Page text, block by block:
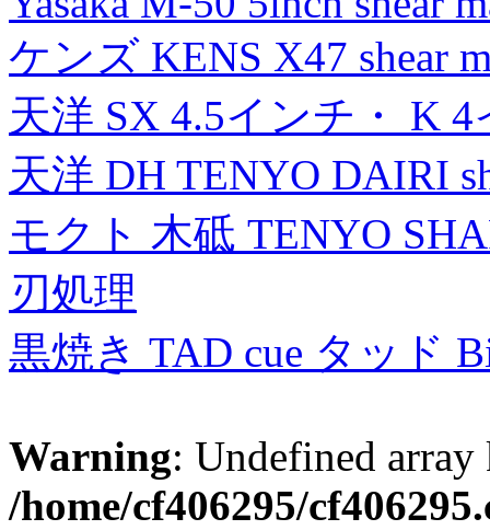
ケンズ KENS X47 shear
天洋 SX 4.5インチ・ K
天洋 DH TENYO DAIRI
モクト 木砥 TENYO
刃処理
黒焼き TAD cue タッド
Warning: Undefined
/home/cf406295/